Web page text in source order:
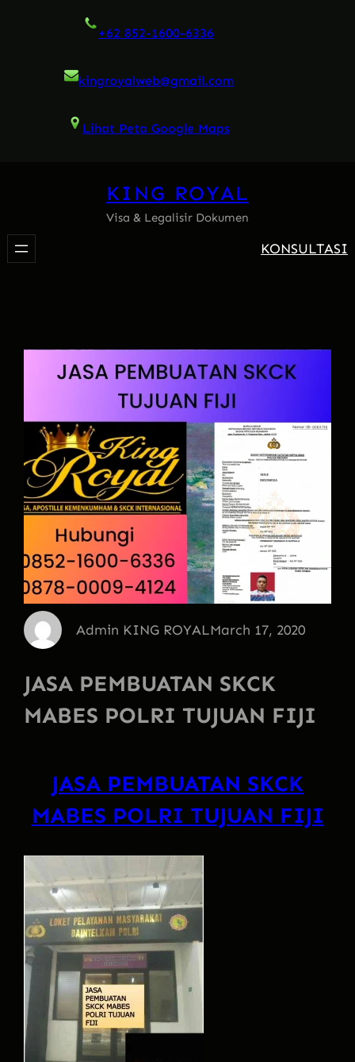
+62 852-1600-6336
kingroyalweb@gmail.com
Lihat Peta Google Maps
KING ROYAL
Visa & Legalisir Dokumen
KONSULTASI
Admin KING ROYALMarch 17, 2020
JASA PEMBUATAN SKCK
MABES POLRI TUJUAN FIJI
JASA PEMBUATAN SKCK
MABES POLRI TUJUAN FIJI